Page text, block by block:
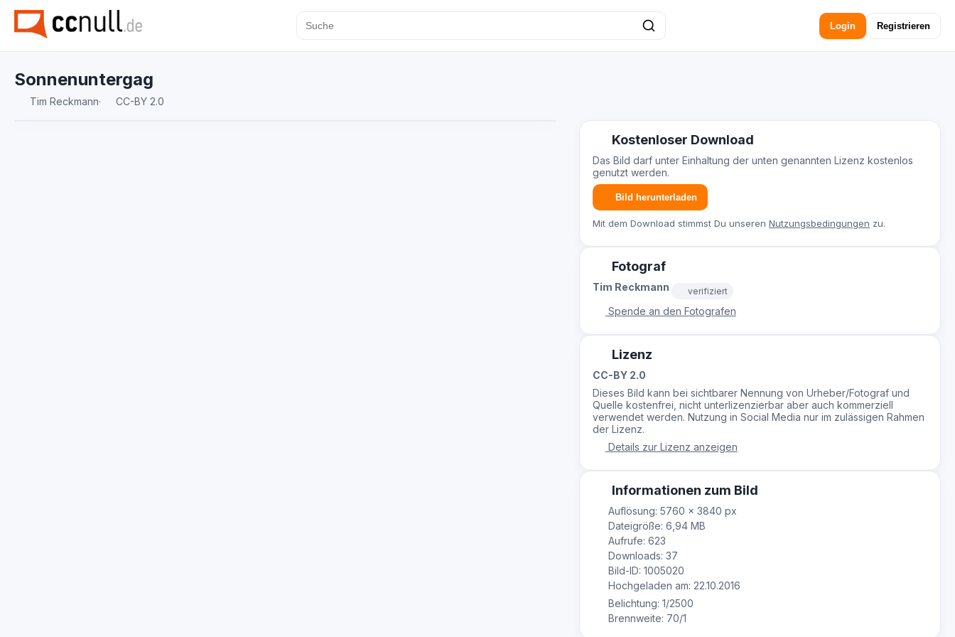
Login Registrieren
Sonnenuntergag
Tim Reckmann· CC-BY 2.0
Kostenloser Download
Das Bild darf unter Einhaltung der unten genannten Lizenz kostenlos
genutzt werden.
Bild herunterladen
Mit dem Download stimmst Du unserenNutzungsbedingungen zu.
Fotograf
Tim Reckmann verifiziert
Spende an den Fotografen
Lizenz
CC-BY 2.0
Dieses Bild kann bei sichtbarer Nennung von Urheber/Fotograf und
Quelle kostenfrei, nicht unterlizenzierbar aber auch kommerziell
verwendet werden. Nutzung in Social Media nur im zulässigen Rahmen
der Lizenz.
Details zur Lizenz anzeigen
Informationen zum Bild
Auflösung: 5760 × 3840 px
Dateigröße: 6,94 MB
Aufrufe: 623
Downloads: 37
Bild-ID: 1005020
Hochgeladen am: 22.10.2016
Belichtung: 1/2500
Brennweite: 70/1